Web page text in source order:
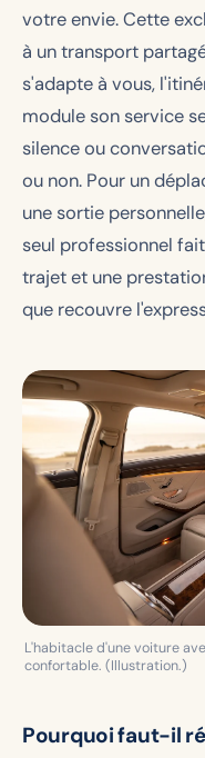
votre envie. Cette
à un transport
s'adapte à vous,
module son service
silence ou
ou non. Pour un
une sortie
seul professionnel
trajet et une
que recouvre
L'habitacle d'une voiture
confortable. (Illustration.)
Pourquoi faut-il